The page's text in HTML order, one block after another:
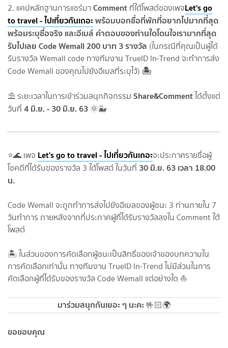
2. แคปหลักฐานการแชร์มาComment ที่ใต้โพสต์ของเพจLet's go
to travel - ไปเที่ยวกันเถอะพร้อมบอกชื่อที่พักที่อยากไปมากที่สุด
พร้อมระบุชื่อจริง และอีเมล์ คำตอบของท่านใดโดนใจเรามากที่สุด
รับไปเลย Code Wemall 200 บาท 3 รางวัล (ในกรณีที่คุณเป็นผู้ได้
รับรางวัล Wemall code ทางทีมงาน TrueID In-Trend จะทำการส่ง
Code Wemall ของคุณไปยังอีเมลที่ระบุไว้) 🏝
⛱ ระยะเวลาในการเข้าร่วมสนุกกิจกรรม Share&Commentได้ตั้งแต่
วันที่ 4 มิ.ย. - 30 มิ.ย. 63 🌞🐳
⭐️🌊 เพจ Let's go to travel - ไปเที่ยวกันเถอะจะประกาศรายชื่อผู้
โชคดีที่ได้รับของรางวัล 3 ใต้โพสต์ ในวันที่ 30 มิ.ย. 63 เวลา 18.00
น.
Code Wemall จะถูกทำการส่งไปยังอีเมลของผู้ชนะ 3 ท่านภายใน 7
วันทำการ ภายหลังจากที่ประกาศผู้ที่ได้รับรางวัลลงใน Comment ใต้
โพสต์
🏝 ในส่วนของการคัดเลือกผู้ชนะเป็นสิทธิ์ของเจ้าของบทความใน
การคัดเลือกเท่านั้น ทางทีมงาน TrueID In-Trend ไม่มีส่วนในการ
คัดเลือกผู้ที่ได้รับของรางวัล Code Wemall แต่อย่างใด ⛵️
มาร่วมสนุกกันเยอะ ๆ นะคะ 🤟🏻🌍
ขอขอบคุณ